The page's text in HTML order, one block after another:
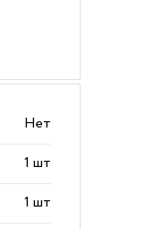
Нет
1 шт
1 шт